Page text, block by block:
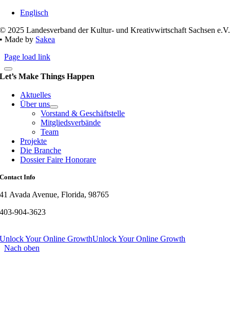
Englisch
© 2025 Landesverband der Kultur- und Kreativwirtschaft Sachsen e.V.
• Made by Sakea
Page load link
Let’s Make Things Happen
Aktuelles
Über uns
Vorstand & Geschäftstelle
Mitgliedsverbände
Team
Projekte
Die Branche
Dossier Faire Honorare
Contact Info
41 Avada Avenue, Florida, 98765
403-904-3623
Unlock Your Online GrowthUnlock Your Online Growth
Nach oben